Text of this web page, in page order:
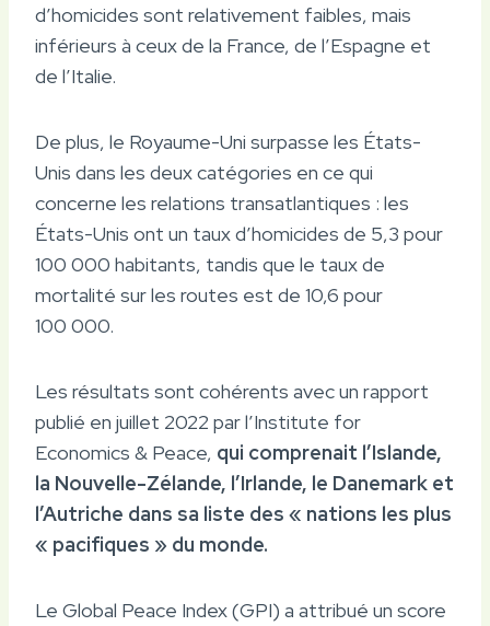
d’homicides sont relativement faibles, mais
inférieurs à ceux de la France, de l’Espagne et
de l’Italie.
De plus, le Royaume-Uni surpasse les États-
Unis dans les deux catégories en ce qui
concerne les relations transatlantiques : les
États-Unis ont un taux d’homicides de 5,3 pour
100 000 habitants, tandis que le taux de
mortalité sur les routes est de 10,6 pour
100 000.
Les résultats sont cohérents avec un rapport
publié en juillet 2022 par l’Institute for
Economics & Peace, qui comprenait l’Islande,
la Nouvelle-Zélande, l’Irlande, le Danemark et
l’Autriche dans sa liste des « nations les plus
« pacifiques » du monde.
Le Global Peace Index (GPI) a attribué un score